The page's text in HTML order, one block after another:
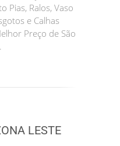
Pias, Ralos, Vaso
e Calhas
Preço de São
LESTE